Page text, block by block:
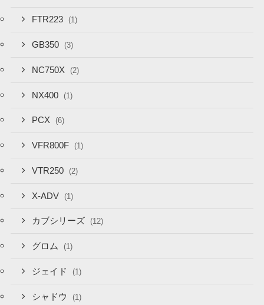
FTR223 (1)
GB350 (3)
NC750X (2)
NX400 (1)
PCX (6)
VFR800F (1)
VTR250 (2)
X-ADV (1)
カブシリーズ (12)
グロム (1)
ジェイド (1)
シャドウ (1)